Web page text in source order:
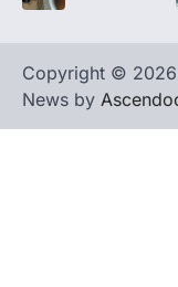
Copyright © 2026
News by